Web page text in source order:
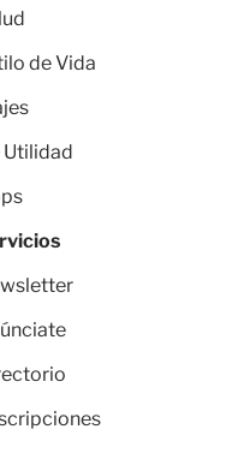
de Vida
Utilidad